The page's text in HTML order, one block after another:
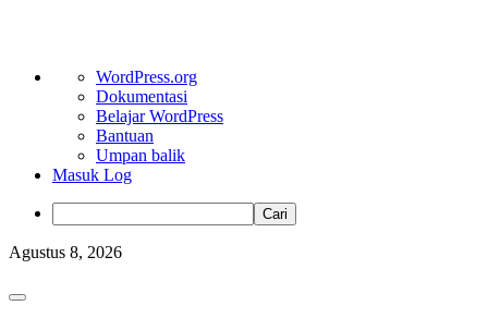
Tentang
WordPress
WordPress.org
Dokumentasi
Belajar WordPress
Bantuan
Umpan balik
Masuk Log
Cari
Skip
content
Agustus 8, 2026
Primary